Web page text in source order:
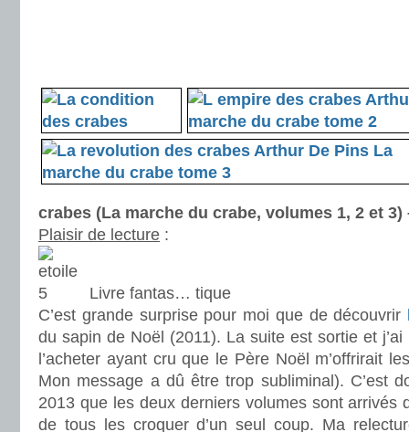
crabes (La marche du crabe, volumes 1, 2 et 3)
Plaisir de lecture :
Livre fantas… tique
C’est grande surprise pour moi que de découvrir
du sapin de Noël (2011). La suite est sortie et
l’acheter ayant cru que le Père Noël m’offrirait
Mon message a dû être trop subliminal). C’est
2013 que les deux derniers volumes sont arrivés
de tous les croquer d’un seul coup. Ma